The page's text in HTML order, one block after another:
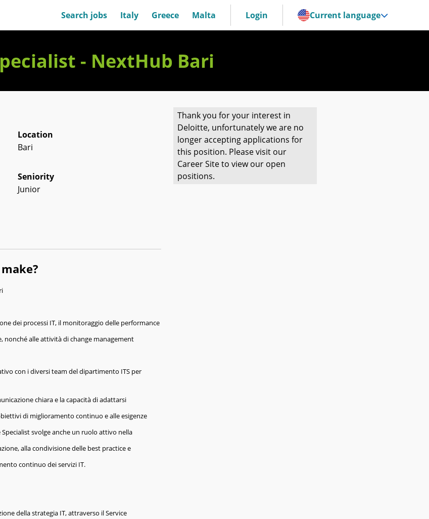
Search jobs Italy Greece Malta Login Current language
- NextHub Bari
Location
Bari
Seniority
Junior
dei processi IT, il monitoraggio delle performance
nonché alle attività di change management
con i diversi team del dipartimento ITS per
chiara e la capacità di adattarsi
di miglioramento continuo e alle esigenze
svolge anche un ruolo attivo nella
alla condivisione delle best practice e
continuo dei servizi IT.
della strategia IT, attraverso il Service
Thank you for your interest in
Deloitte, unfortunately we are no
longer accepting applications for
this position. Please visit our
Career Site to view our open
positions.